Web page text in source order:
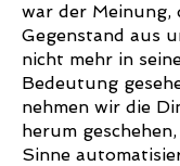
war der Meinung,
Gegenstand aus
nicht mehr in
Bedeutung
nehmen wir die
herum
Sinne